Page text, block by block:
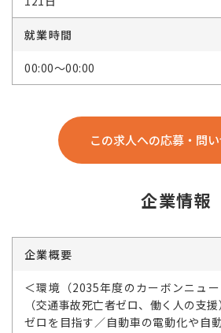
就業時間
00:00～00:00
この求人への応募・問
企業情報
企業概要
＜環境（2035年度のカーボンニュ
（交通事故死亡者ゼロ、働く人の支
ゼロを目指す／自動車の電動化や自